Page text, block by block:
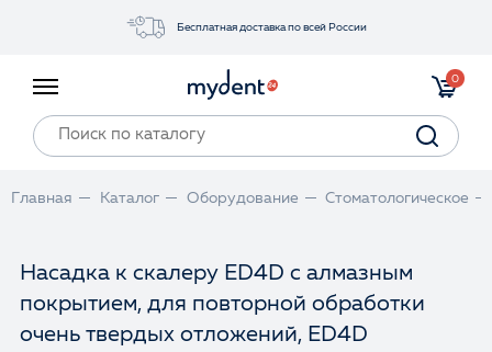
Бесплатная доставка по всей России
Прайс-лист
Войти
0
Главная Каталог Оборудование Стоматологическое
Насадка к скалеру ED4D с алмазным
покрытием, для повторной обработки
очень твердых отложений, ED4D